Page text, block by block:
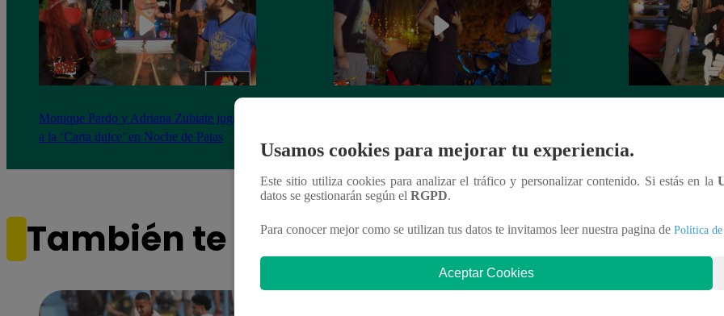
Monique Pardo y Adriana Zubiate jugaron
a la ‘Carta dulce’ en Noche de Patas
También te puede interesar
Usamos cookies para mejorar tu experiencia.
Este sitio utiliza cookies para analizar el tráfico y personalizar contenido. Si estás en la
datos se gestionarán según el RGPD.
Para conocer mejor como se utilizan tus datos te invitamos leer nuestra pagina de Política
Aceptar Cookies